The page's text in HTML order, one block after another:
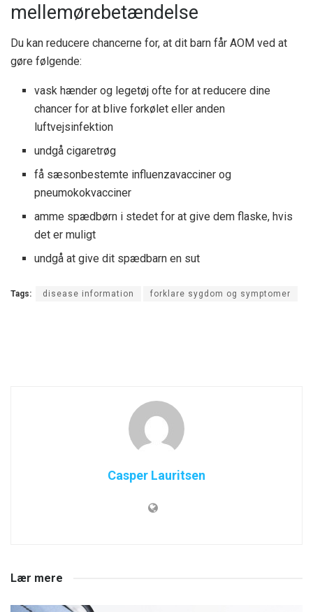
mellemørebetændelse
Du kan reducere chancerne for, at dit barn får AOM ved at
gøre følgende:
vask hænder og legetøj ofte for at reducere dine
chancer for at blive forkølet eller anden
luftvejsinfektion
undgå cigaretrøg
få sæsonbestemte influenzavacciner og
pneumokokvacciner
amme spædbørn i stedet for at give dem flaske, hvis
det er muligt
undgå at give dit spædbarn en sut
Tags: disease information forklare sygdom og symptomer
Casper Lauritsen
Lær mere